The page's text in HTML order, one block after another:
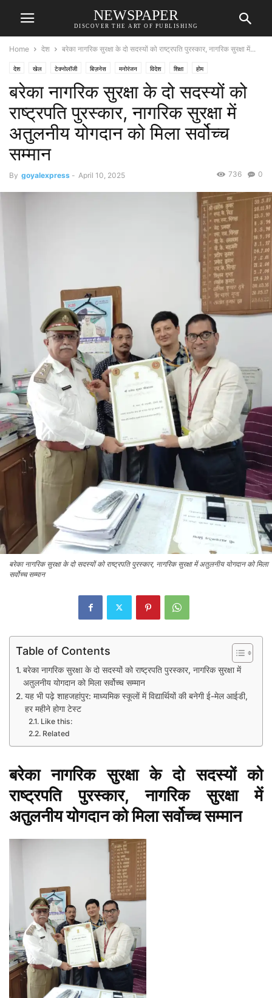
NEWSPAPER
DISCOVER THE ART OF PUBLISHING
Home देश बरेका नागरिक सुरक्षा के दो सदस्यों को राष्ट्रपति पुरस्कार, नागरिक सुरक्षा में...
देश खेल टेक्नोलॉजी बिज़नेस मनोरंजन विदेश शिक्षा होम
बरेका नागरिक सुरक्षा के दो सदस्यों को
राष्ट्रपति पुरस्कार, नागरिक सुरक्षा में
अतुलनीय योगदान को मिला सर्वोच्च
सम्मान
By goyalexpress - April 10, 2025 0
736
बरेका नागरिक सुरक्षा के दो सदस्यों को राष्ट्रपति पुरस्कार, नागरिक सुरक्षा में अतुलनीय योगदान को मिला
सर्वोच्च सम्मान
Table of Contents
बरेका नागरिक सुरक्षा के दो सदस्यों को राष्ट्रपति पुरस्कार, नागरिक सुरक्षा में
अतुलनीय योगदान को मिला सर्वोच्च सम्मान
यह भी पढ़े शाहजहांपुर: माध्यमिक स्कूलाें में विद्यार्थियों की बनेगी ई-मेल आईडी,
हर महीने होगा टेस्ट
Like this:
Related
बरेका नागरिक सुरक्षा के दो सदस्यों को
राष्ट्रपति पुरस्कार, नागरिक सुरक्षा में
अतुलनीय योगदान को मिला सर्वोच्च सम्मान